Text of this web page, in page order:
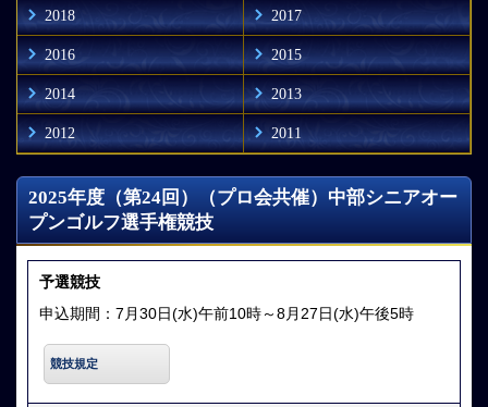
2018 2017
2016 2015
2014 2013
2012 2011
2025年度（第24回）（プロ会共催）中部シニアオー
プンゴルフ選手権競技
予選競技
申込期間：7月30日(水)午前10時～8月27日(水)午後5時
競技規定